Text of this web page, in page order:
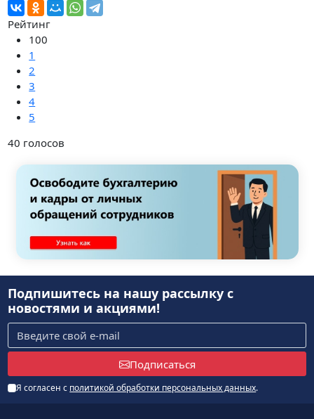
Рейтинг
100
1
2
3
4
5
40 голосов
Подпишитесь на нашу рассылкус
новостями и акциями!
Подписаться
Я согласен с политикой обработки персональных данных.